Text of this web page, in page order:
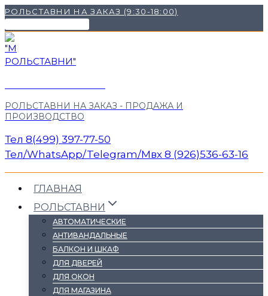
Перейти
к
содержимому
РОЛЬСТАВНИ НА ЗАКАЗ (9:30-18:00)
РОЛЬСТАВНИ НА ЗАКАЗ - ПРОДАЖА И
ПРОИЗВОДСТВО
Тел 8(499) 397-77-50
Тел/WhatsApp/Telegram/Mвх 8 (926)536-63-16
ГЛАВНАЯ
РОЛЬСТАВНИ
АВТОМАТИЧЕСКИЕ
АНТИВАНДАЛЬНЫЕ
БАЛКОН И ШКАФ
ДЛЯ ДВЕРЕЙ
ДЛЯ ОКОН
ДЛЯ МАГАЗИНА